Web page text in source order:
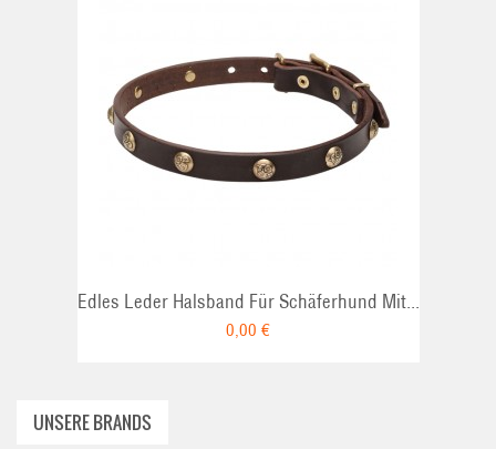
Edles Leder Halsband Für Schäferhund Mit...
0,00 €
UNSERE BRANDS